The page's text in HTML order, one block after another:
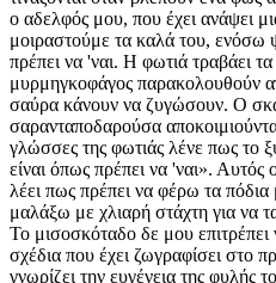
ο αδελφός μου, που έχει ανάψει
μοιραστούμε τα καλά του, ενόσω
πρέπει να 'ναι. Η φωτιά τραβάει
μυρμηγκοφάγος παρακολουθούν
σαύρα κάνουν να ζυγώσουν. Ο
σαρανταποδαρούσα
γλώσσες της φωτιάς λένε πως το
είναι όπως πρέπει να 'ναι».
λέει πως πρέπει να φέρω τα
μαλάξω με χλιαρή στάχτη για να
Το μισοσκόταδο δε μου
σχέδια που έχει ζωγραφίσει στο
γνωρίζει την ευγένεια της φυλής